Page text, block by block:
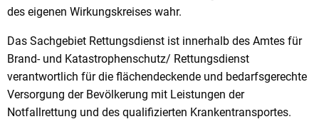
des eigenen Wirkungskreises wahr.
Das Sachgebiet Rettungsdienst ist innerhalb des Amtes für
Brand- und Katastrophenschutz/ Rettungsdienst
verantwortlich für die flächendeckende und bedarfsgerechte
Versorgung der Bevölkerung mit Leistungen der
Notfallrettung und des qualifizierten Krankentransportes.